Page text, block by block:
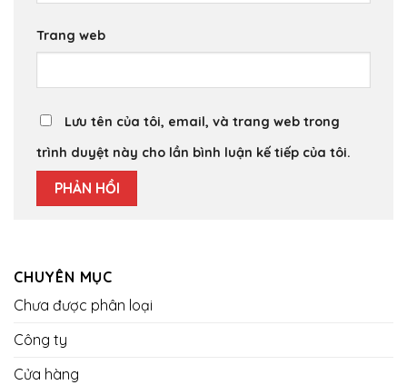
Trang web
Lưu tên của tôi, email, và trang web trong
trình duyệt này cho lần bình luận kế tiếp của tôi.
CHUYÊN MỤC
Chưa được phân loại
Công ty
Cửa hàng